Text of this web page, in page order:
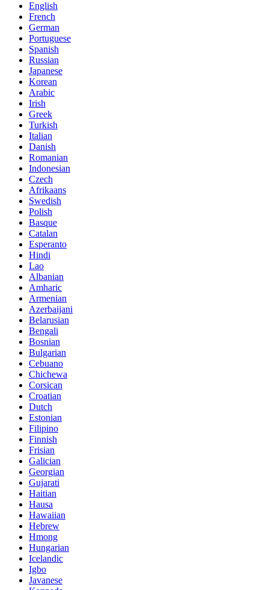
English
French
German
Portuguese
Spanish
Russian
Japanese
Korean
Arabic
Irish
Greek
Turkish
Italian
Danish
Romanian
Indonesian
Czech
Afrikaans
Swedish
Polish
Basque
Catalan
Esperanto
Hindi
Lao
Albanian
Amharic
Armenian
Azerbaijani
Belarusian
Bengali
Bosnian
Bulgarian
Cebuano
Chichewa
Corsican
Croatian
Dutch
Estonian
Filipino
Finnish
Frisian
Galician
Georgian
Gujarati
Haitian
Hausa
Hawaiian
Hebrew
Hmong
Hungarian
Icelandic
Igbo
Javanese